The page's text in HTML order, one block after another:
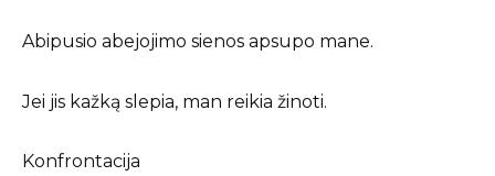
Abipusio abejojimo sienos apsupo mane.
Jei jis kažką slepia, man reikia žinoti.
Konfrontacija